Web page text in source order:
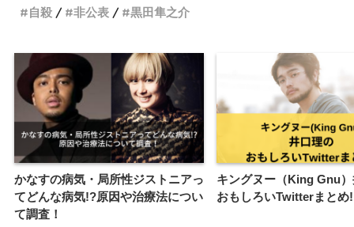
自殺
非公表 黒田隼之介
かなすの病気・局所性ジストニアっ
てどんな病気!?原因や治療法につい
て調査！
キングヌー（King Gnu
おもしろいTwitterまとめ!